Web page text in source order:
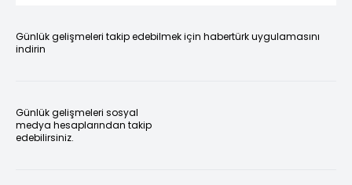
Günlük gelişmeleri takip edebilmek için habertürk uygulamasını
indirin
Günlük gelişmeleri sosyal
medya hesaplarından takip
edebilirsiniz.